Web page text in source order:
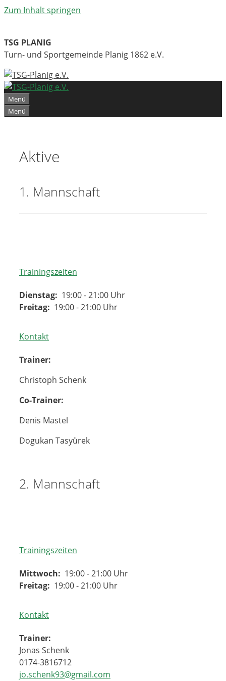
Zum Inhalt springen
TSG PLANIG
Turn- und Sportgemeinde Planig 1862 e.V.
Menü
Menü
Aktive
1. Mannschaft
Trainingszeiten
Dienstag: 19:00 - 21:00 Uhr
Freitag: 19:00 - 21:00 Uhr
Kontakt
Trainer:
Christoph Schenk
Co-Trainer:
Denis Mastel
Dogukan Tasyürek
2. Mannschaft
Trainingszeiten
Mittwoch: 19:00 - 21:00 Uhr
Freitag: 19:00 - 21:00 Uhr
Kontakt
Trainer:
Jonas Schenk
0174-3816712
jo.schenk93@gmail.com